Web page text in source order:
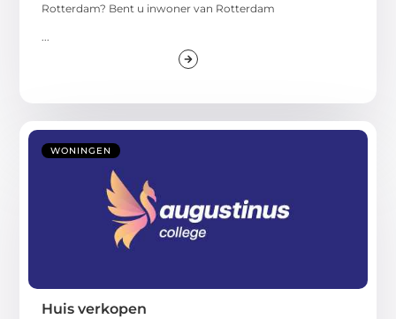
Rotterdam? Bent u inwoner van Rotterdam
...
WONINGEN
Huis verkopen